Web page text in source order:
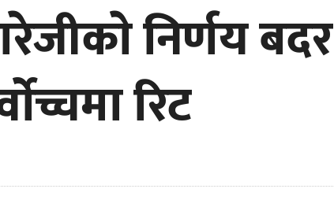
निर्णय बदर
रिट